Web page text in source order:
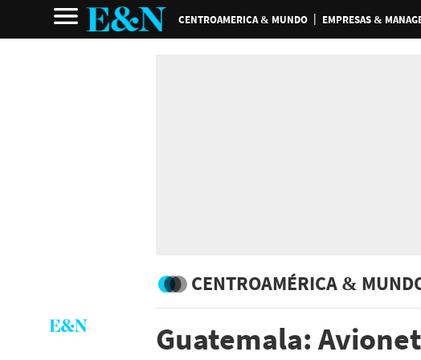
CENTROAMERICA & MUNDO EMPRESAS &
CENTROAMÉRICA &
Guatemala: